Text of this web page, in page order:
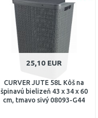
Porovnať
25,10 EUR
CURVER JUTE 58L Kôš na
špinavú bielizeň 43 x 34 x 60
cm, tmavo sivý 08093-G44